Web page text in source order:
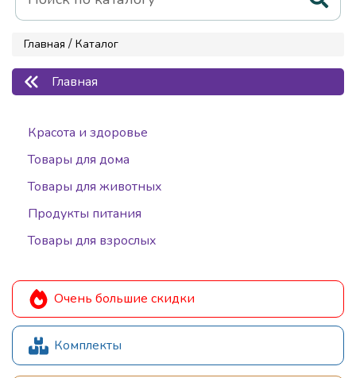
Главная / Каталог
Главная
Красота и здоровье
Товары для дома
Товары для животных
Продукты питания
Товары для взрослых
Очень большие скидки
Комплекты